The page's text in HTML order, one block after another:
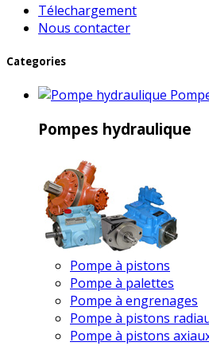
Télechargement
Nous contacter
Categories
Pompes hydraulique
Pompe à pistons
Pompe à palettes
Pompe à engrenages
Pompe à pistons
Pompe à pistons